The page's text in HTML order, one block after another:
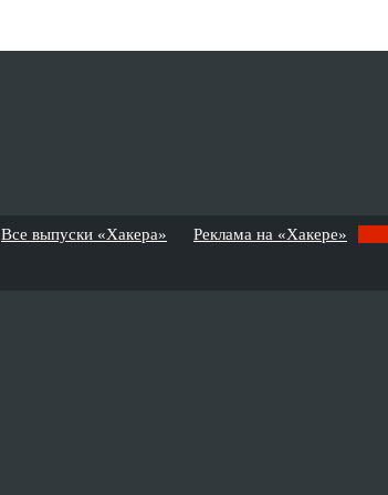
Все выпуски «Хакера» Реклама на «Хакере»